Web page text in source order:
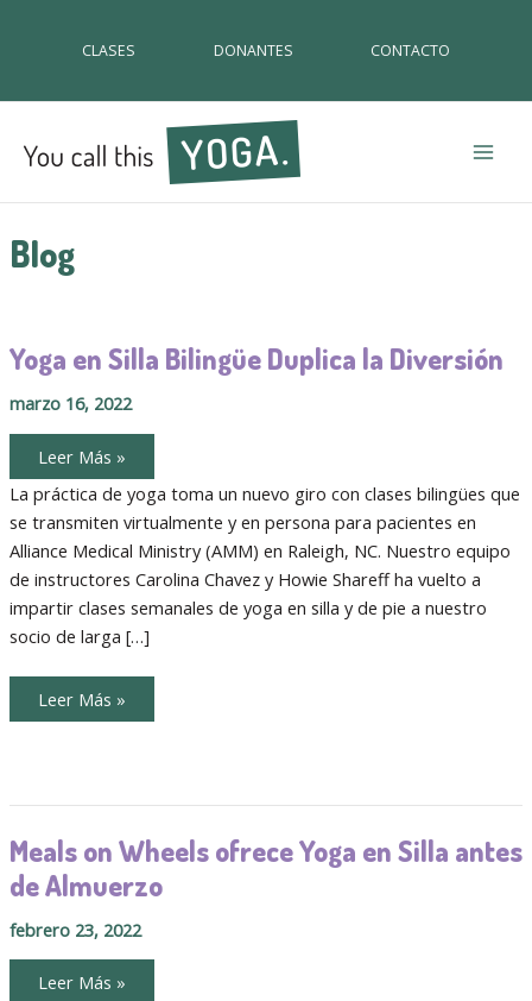
CLASES DONANTES CONTACTO
Blog
Yoga en Silla Bilingüe Duplica la Diversión
marzo 16, 2022
Yoga
en
Silla
Bilingüe
Duplica
Diversión
Leer Más »
La práctica de yoga toma un nuevo giro con clases bilingües que
se transmiten virtualmente y en persona para pacientes en
Alliance Medical Ministry (AMM) en Raleigh, NC. Nuestro equipo
de instructores Carolina Chavez y Howie Shareff ha vuelto a
impartir clases semanales de yoga en silla y de pie a nuestro
socio de larga […]
Yoga
en
Leer Más »
Meals on Wheels ofrece Yoga en Silla antes
de Almuerzo
febrero 23, 2022
Meals
Leer Más »